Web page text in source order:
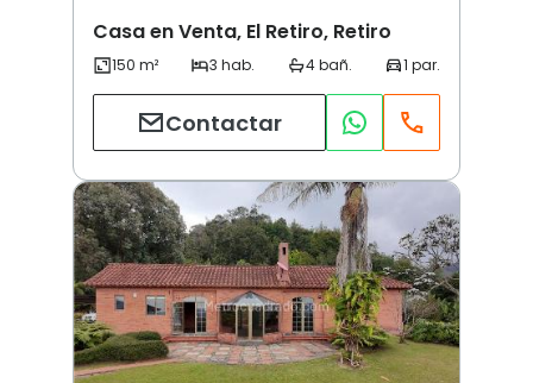
Casa en Venta, El Retiro, Retiro
Contactar